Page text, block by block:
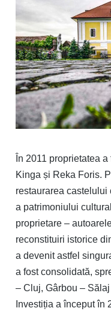
În 2011 proprietatea
Kinga și Reka Foris.
restaurarea
a patrimoniului
proprietare –
reconstituiri istorice
a devenit astfel
a fost consolidată,
– Cluj, Gârbou –
Investiția a început în